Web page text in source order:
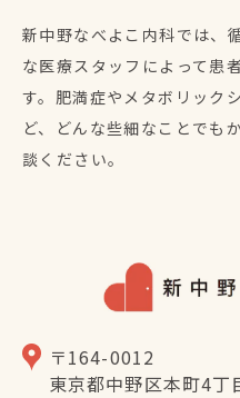
新中野なべよこ内科では、
な医療スタッフによって患
す。肥満症やメタボリック
ど、どんな些細なことでも
談ください。
〒164-0012
東京都中野区本町4